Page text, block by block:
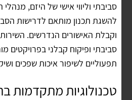
סביבתי וליווי אישי של היזם, מנהלי
להשגת תכנון מותאם לדרישות
וקבלת האישורים הנדרשים. השירותים
סביבתי ופיקוח קבלני בפרויקטים
תפעוליים לשיפור איכות שפכים
טכנולוגיות מתקדמות